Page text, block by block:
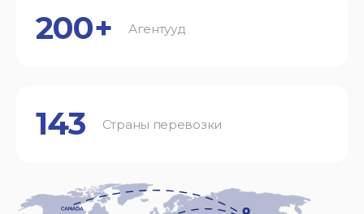
200+ Агентууд
143 Страны перевозки